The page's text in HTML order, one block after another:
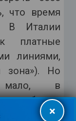
что время
В Италии
платные
линиями,
зона»). Но
мало, в
стекло, с
×